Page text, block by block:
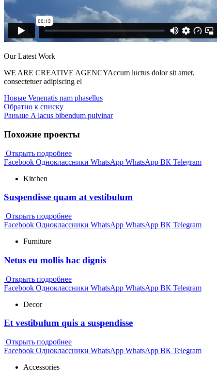
Our Latest Work
WE ARE CREATIVE AGENCYAccum luctus dolor sit amet,
consectetuer adipiscing el
Новые Venenatis nam phasellus
Обратно к списку
Раньше A lacus bibendum pulvinar
Похожие проекты
Открыть подробнее
Facebook Одноклассники WhatsApp WhatsApp ВК Telegram
Kitchen
Suspendisse quam at vestibulum
Открыть подробнее
Facebook Одноклассники WhatsApp WhatsApp ВК Telegram
Furniture
Netus eu mollis hac dignis
Открыть подробнее
Facebook Одноклассники WhatsApp WhatsApp ВК Telegram
Decor
Et vestibulum quis a suspendisse
Открыть подробнее
Facebook Одноклассники WhatsApp WhatsApp ВК Telegram
Accessories